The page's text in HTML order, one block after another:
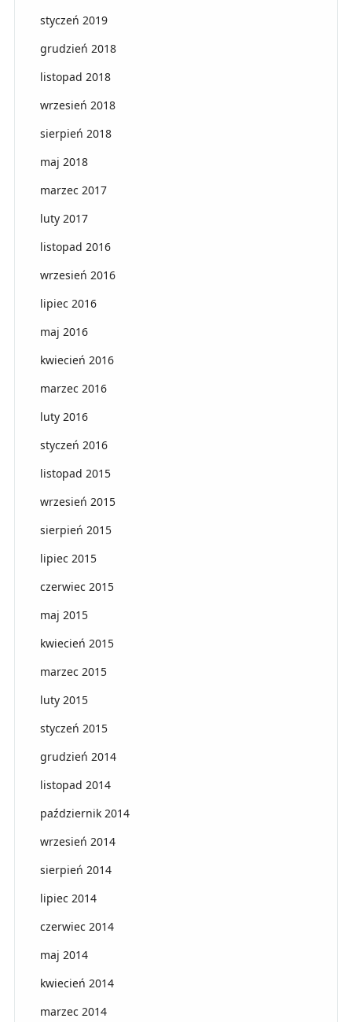
styczeń 2019
grudzień 2018
listopad 2018
wrzesień 2018
sierpień 2018
maj 2018
marzec 2017
luty 2017
listopad 2016
wrzesień 2016
lipiec 2016
maj 2016
kwiecień 2016
marzec 2016
luty 2016
styczeń 2016
listopad 2015
wrzesień 2015
sierpień 2015
lipiec 2015
czerwiec 2015
maj 2015
kwiecień 2015
marzec 2015
luty 2015
styczeń 2015
grudzień 2014
listopad 2014
październik 2014
wrzesień 2014
sierpień 2014
lipiec 2014
czerwiec 2014
maj 2014
kwiecień 2014
marzec 2014